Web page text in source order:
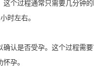
个过程通常只需要几分钟
时左右。
认是否受孕。这个过程需
孕。